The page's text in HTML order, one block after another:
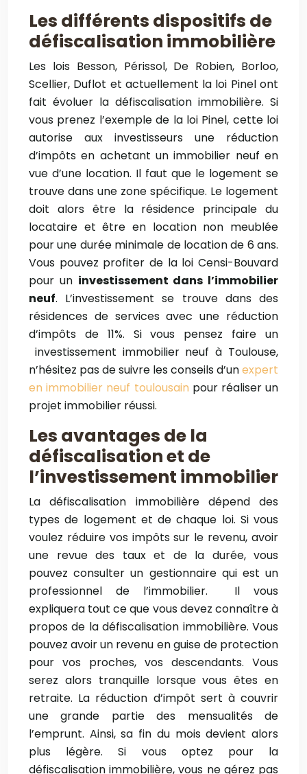
Les différents dispositifs de
défiscalisation immobilière
Les lois Besson, Périssol, De Robien, Borloo,
Scellier, Duflot et actuellement la loi Pinel ont
fait évoluer la défiscalisation immobilière. Si
vous prenez l’exemple de la loi Pinel, cette loi
autorise aux investisseurs une réduction
d’impôts en achetant un immobilier neuf en
vue d’une location. Il faut que le logement se
trouve dans une zone spécifique. Le logement
doit alors être la résidence principale du
locataire et être en location non meublée
pour une durée minimale de location de 6 ans.
Vous pouvez profiter de la loi Censi-Bouvard
pour un investissement dans l’immobilier
neuf. L’investissement se trouve dans des
résidences de services avec une réduction
d’impôts de 11%. Si vous pensez faire un
investissement immobilier neuf à Toulouse,
n’hésitez pas de suivre les conseils d’unexpert
en immobilier neuf toulousain pour réaliser un
projet immobilier réussi.
Les avantages de la
défiscalisation et de
l’investissement immobilier
La défiscalisation immobilière dépend des
types de logement et de chaque loi. Si vous
voulez réduire vos impôts sur le revenu, avoir
une revue des taux et de la durée, vous
pouvez consulter un gestionnaire qui est un
professionnel de l’immobilier. Il vous
expliquera tout ce que vous devez connaître à
propos de la défiscalisation immobilière. Vous
pouvez avoir un revenu en guise de protection
pour vos proches, vos descendants. Vous
serez alors tranquille lorsque vous êtes en
retraite. La réduction d’impôt sert à couvrir
une grande partie des mensualités de
l’emprunt. Ainsi, sa fin du mois devient alors
plus légère. Si vous optez pour la
défiscalisation immobilière, vous ne gérez pas